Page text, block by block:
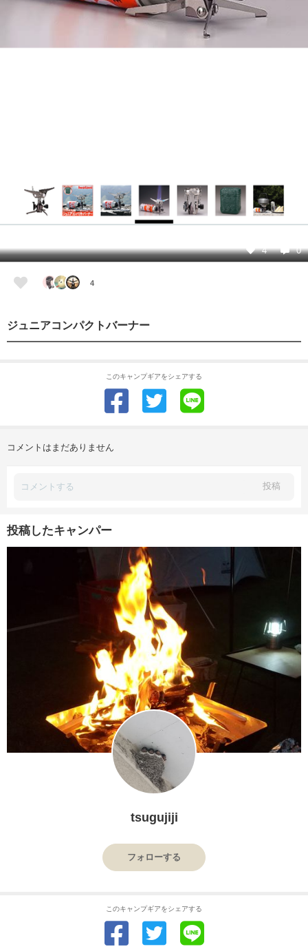
4 0
4
ジュニアコンパクトバーナー
このキャンプギアをシェアする
コメントはまだありません
投稿
投稿したキャンパー
tsugujiji
フォローする
このキャンプギアをシェアする